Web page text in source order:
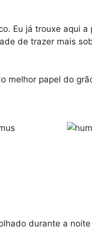
Eu já trouxe aqui a
de trazer mais
melhor papel do
durante a noite